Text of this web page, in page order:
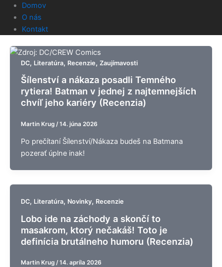
Domov
O nás
Kontakt
DC, Literatúra, Recenzie, Zaujímavosti
Šílenství a nákaza posadli Temného
rytiera! Batman v jednej z najtemnejších
chvíľ jeho kariéry (Recenzia)
Martin Krug / 14. júna 2026
Po prečítaní Šílenství/Nákaza budeš na Batmana
pozerať úplne inak!
DC, Literatúra, Novinky, Recenzie
Lobo ide na záchody a skončí to
masakrom, ktorý nečakáš! Toto je
definícia brutálneho humoru (Recenzia)
Martin Krug / 14. apríla 2026